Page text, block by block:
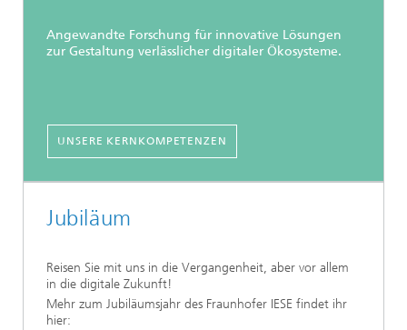
Angewandte Forschung für innovative Lösungen
zur Gestaltung verlässlicher digitaler Ökosysteme.
UNSERE KERNKOMPETENZEN
Jubiläum
Reisen Sie mit uns in die Vergangenheit, aber vor allem
in die digitale Zukunft!
Mehr zum Jubiläumsjahr des Fraunhofer IESE findet ihr
hier: